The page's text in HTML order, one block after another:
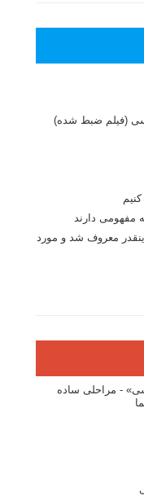
(فیلم ضبط شده)
مفهومی دارند
معروف شد و مورد
- مراحلی ساده